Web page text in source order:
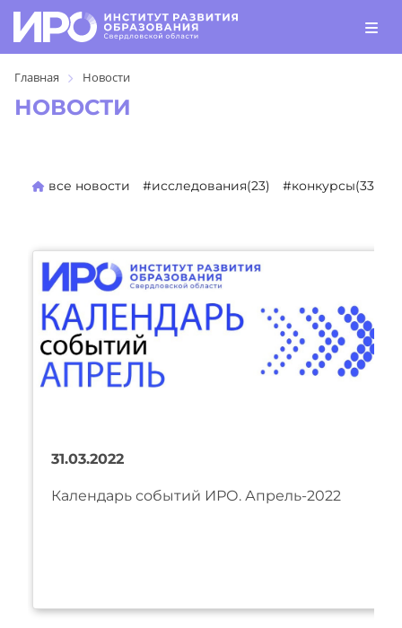
Главная Новости
НОВОСТИ
все новости #исследования(23) #конкурсы(330)
31.03.2022
Календарь событий ИРО. Апрель-2022